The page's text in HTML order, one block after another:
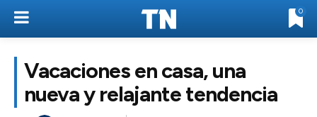
0
Vacaciones en casa, una
nueva y relajante tendencia